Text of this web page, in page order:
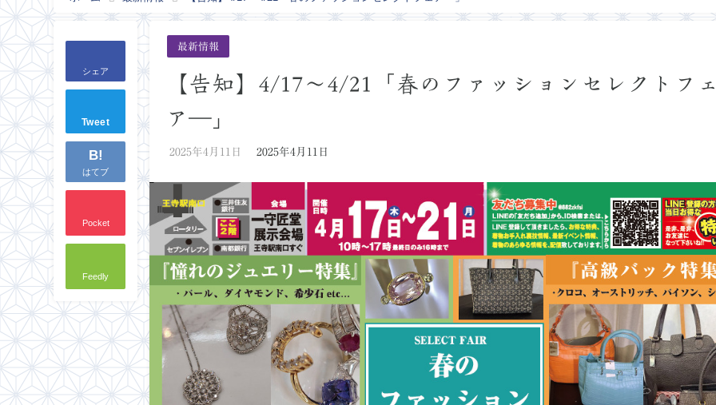
シェア
Tweet
B!
はてブ
Pocket
Feedly
最新情報
【告知】4/17～4/21「春のファッションセレクトフ
ア―」
2025年4月11日 2025年4月11日